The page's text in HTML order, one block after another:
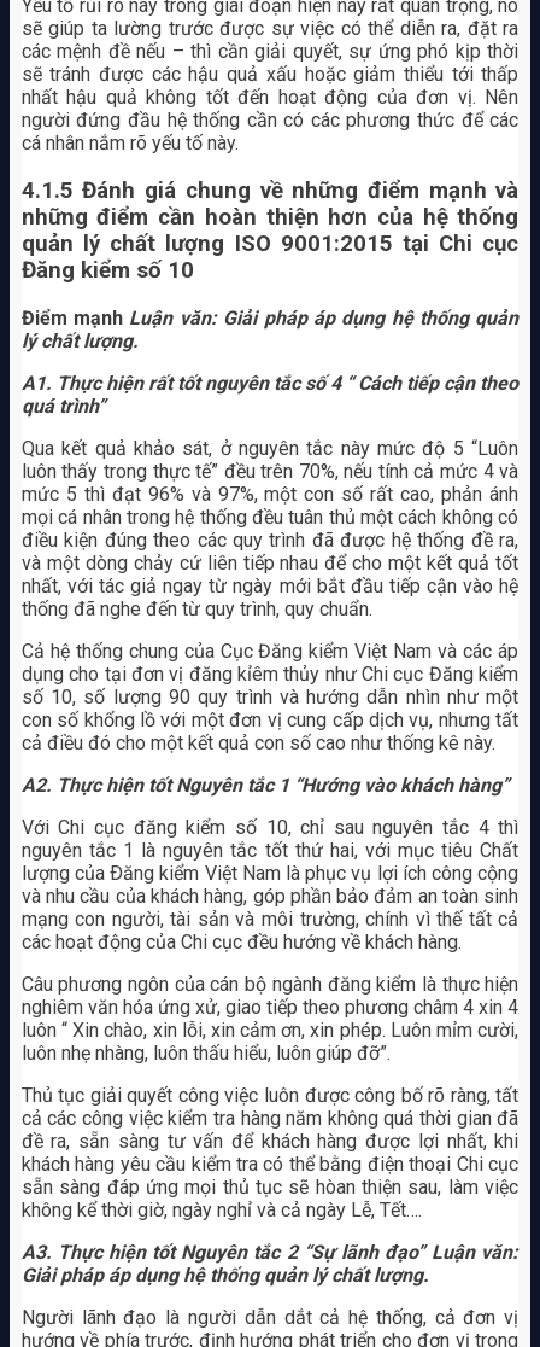
Yếu tố rủi ro này trong giai đoạn hiện nay rất quan trọng, nó
sẽ giúp ta lường trước được sự việc có thể diễn ra, đặt ra
các mệnh đề nếu – thì cần giải quyết, sự ứng phó kịp thời
sẽ tránh được các hậu quả xấu hoặc giảm thiểu tới thấp
nhất hậu quả không tốt đến hoạt động của đơn vị. Nên
người đứng đầu hệ thống cần có các phương thức để các
cá nhân nắm rõ yếu tố này.
4.1.5 Đánh giá chung về những điểm mạnh và
những điểm cần hoàn thiện hơn của hệ thống
quản lý chất lượng ISO 9001:2015 tại Chi cục
Đăng kiểm số 10
Điểm mạnh Luận văn: Giải pháp áp dụng hệ thống quản
lý chất lượng.
A1. Thực hiện rất tốt nguyên tắc số 4 “ Cách tiếp cận theo
quá trình”
Qua kết quả khảo sát, ở nguyên tắc này mức độ 5 “Luôn
luôn thấy trong thực tế” đều trên 70%, nếu tính cả mức 4 và
mức 5 thì đạt 96% và 97%, một con số rất cao, phản ánh
mọi cá nhân trong hệ thống đều tuân thủ một cách không có
điều kiện đúng theo các quy trình đã được hệ thống đề ra,
và một dòng chảy cứ liên tiếp nhau để cho một kết quả tốt
nhất, với tác giả ngay từ ngày mới bắt đầu tiếp cận vào hệ
thống đã nghe đến từ quy trình, quy chuẩn.
Cả hệ thống chung của Cục Đăng kiểm Việt Nam và các áp
dụng cho tại đơn vị đăng kỉêm thủy như Chi cục Đăng kiểm
số 10, số lượng 90 quy trình và hướng dẫn nhìn như một
con số khổng lồ với một đơn vị cung cấp dịch vụ, nhưng tất
cả điều đó cho một kết quả con số cao như thống kê này.
A2. Thực hiện tốt Nguyên tắc 1 “Hướng vào khách hàng”
Với Chi cục đăng kiểm số 10, chỉ sau nguyên tắc 4 thì
nguyên tắc 1 là nguyên tắc tốt thứ hai, với mục tiêu Chất
lượng của Ðăng kiểm Việt Nam là phục vụ lợi ích công cộng
và nhu cầu của khách hàng, góp phần bảo đảm an toàn sinh
mạng con người, tài sản và môi trường, chính vì thế tất cả
các hoạt động của Chi cục đều hướng về khách hàng.
Câu phương ngôn của cán bộ ngành đăng kiểm là thực hiện
nghiêm văn hóa ứng xử, giao tiếp theo phương châm 4 xin 4
luôn “ Xin chào, xin lỗi, xin cảm ơn, xin phép. Luôn mỉm cười,
luôn nhẹ nhàng, luôn thấu hiểu, luôn giúp đỡ”.
Thủ tục giải quyết công việc luôn được công bố rõ ràng, tất
cả các công việc kiểm tra hàng năm không quá thời gian đã
đề ra, sẵn sàng tư vấn để khách hàng được lợi nhất, khi
khách hàng yêu cầu kiểm tra có thể bằng điện thoại Chi cục
sẵn sàng đáp ứng mọi thủ tục sẽ hòan thiện sau, làm việc
không kể thời giờ, ngày nghỉ và cả ngày Lễ, Tết….
A3. Thực hiện tốt Nguyên tắc 2 “Sự lãnh đạo” Luận văn:
Giải pháp áp dụng hệ thống quản lý chất lượng.
Người lãnh đạo là người dẫn dắt cả hệ thống, cả đơn vị
hướng về phía trước, định hướng phát triển cho đơn vị trong